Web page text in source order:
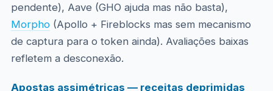
pendente), Aave (GHO ajuda mas não basta),
Morpho(Apollo + Fireblocks mas sem mecanismo
de captura para o token ainda). Avaliações baixas
refletem a desconexão.
Apostas assimétricas — receitas deprimidas